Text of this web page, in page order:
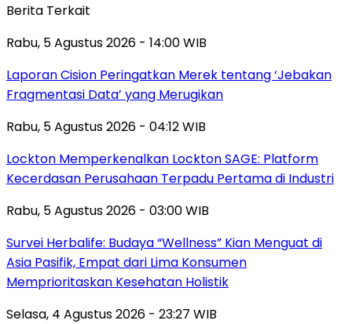
Berita Terkait
Rabu, 5 Agustus 2026 - 14:00 WIB
Laporan Cision Peringatkan Merek tentang ‘Jebakan
Fragmentasi Data’ yang Merugikan
Rabu, 5 Agustus 2026 - 04:12 WIB
Lockton Memperkenalkan Lockton SAGE: Platform
Kecerdasan Perusahaan Terpadu Pertama di Industri
Rabu, 5 Agustus 2026 - 03:00 WIB
Survei Herbalife: Budaya “Wellness” Kian Menguat di
Asia Pasifik, Empat dari Lima Konsumen
Memprioritaskan Kesehatan Holistik
Selasa, 4 Agustus 2026 - 23:27 WIB